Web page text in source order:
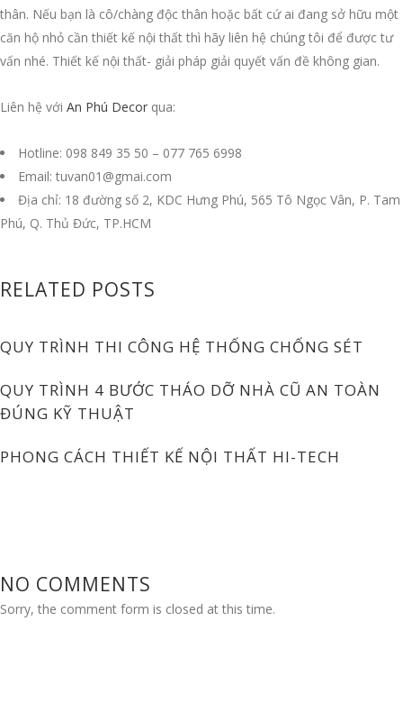
thân. Nếu bạn là cô/chàng độc thân hoặc bất cứ ai đang sở hữu một
căn hộ nhỏ cần thiết kế nội thất thì hãy liên hệ chúng tôi để được tư
vấn nhé. Thiết kế nội thất- giải pháp giải quyết vấn đề không gian.
Liên hệ với An Phú Decor qua:
Hotline: 098 849 35 50 – 077 765 6998
Email: tuvan01@gmai.com
Địa chỉ: 18 đường số 2, KDC Hưng Phú, 565 Tô Ngọc Vân, P. Tam
Phú, Q. Thủ Đức, TP.HCM
RELATED POSTS
QUY TRÌNH THI CÔNG HỆ THỐNG CHỐNG SÉT
QUY TRÌNH 4 BƯỚC THÁO DỠ NHÀ CŨ AN TOÀN
ĐÚNG KỸ THUẬT
PHONG CÁCH THIẾT KẾ NỘI THẤT HI-TECH
NO COMMENTS
Sorry, the comment form is closed at this time.